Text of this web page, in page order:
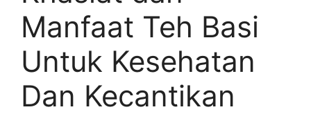
Manfaat Teh Basi
Untuk Kesehatan
Dan Kecantikan